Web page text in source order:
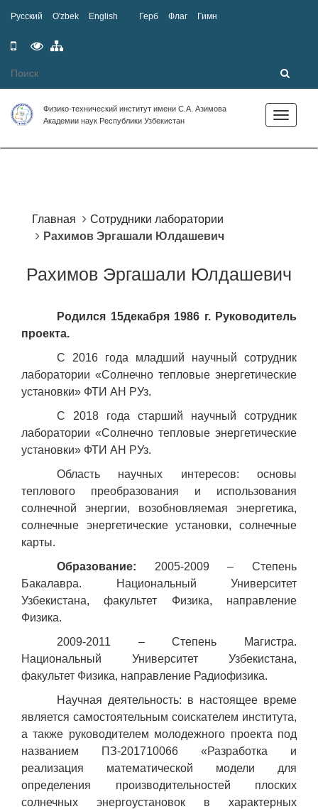
Русский O'zbek English Герб Флаг Гимн
версиявозможности
Toggle
navigation
Физико-технический институт имени С.А. Азимова
Академии наук Республики Узбекистан
Главная
Сотрудники лаборатории
Рахимов Эргашали Юлдашевич
Рахимов Эргашали Юлдашевич
Родился 15декабря 1986 г. Руководитель
проекта.
С 2016 года младший научный сотрудник
лаборатории «Солнечно тепловые энергетические
установки» ФТИ АН РУз.
С 2018 года старший научный сотрудник
лаборатории «Солнечно тепловые энергетические
установки» ФТИ АН РУз.
Область научных интересов: основы
теплового преобразования и использования
солнечной энергии, возобновляемая энергетика,
солнечные энергетические установки, солнечные
карты.
Образование: 2005-2009 – Степень
Бакалавра. Национальный Университет
Узбекистана, факультет Физика, направление
Физика.
2009-2011 – Степень Магистра.
Национальный Университет Узбекистана,
факультет Физика, направление Радиофизика.
Научная деятельность: в настоящее време
является самостоятельным соискателем института,
а также руководителем молодежного проекта под
названием ПЗ-201710066 «Разработка и
реализация математической модели для
определения производительностей плоских
солнечных энергоустановок в характерных